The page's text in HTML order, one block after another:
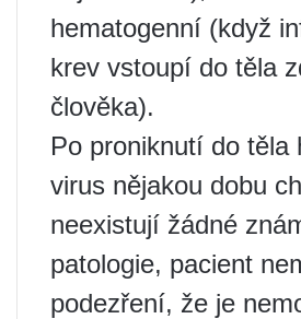
hematogenní (když
krev vstoupí do těla
člověka).
Po proniknutí do těla
virus nějakou dobu
neexistují žádné
patologie, pacient
podezření, že je